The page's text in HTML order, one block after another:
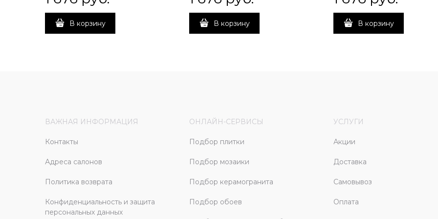
В корзину В корзину В корзину
ВАЖНАЯ ИНФОРМАЦИЯ
Контакты
Адреса салонов
Политика возврата
Конфиденциальность и защита
персональных данных
ОНЛАЙН-СЕРВИСЫ
Подбор плитки
Подбор мозаики
Подбор керамогранита
Подбор обоев
УСЛУГИ
Акции
Доставка
Самовывоз
Оплата